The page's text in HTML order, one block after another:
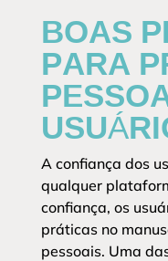
BOAS
PARA
A confiança dos
qualquer
confiança, os
práticas no
pessoais. Uma